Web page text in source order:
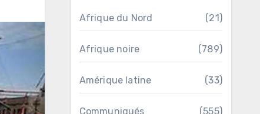
Afrique du Nord (21)
Afrique noire (789)
Amérique latine (33)
Communiqués (555)